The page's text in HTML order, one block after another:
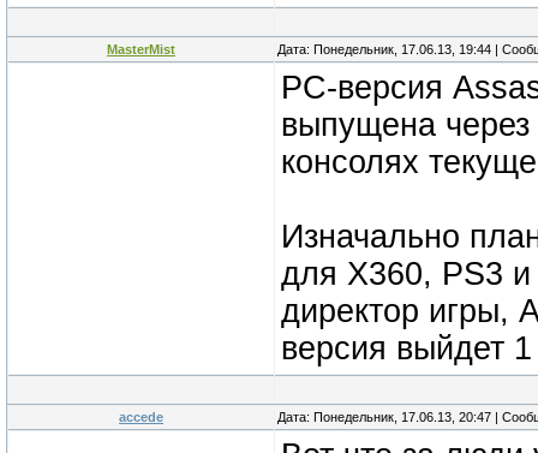
MasterMist Дата: Понедельник, 17.06.13, 19:44 |
PC-версия
выпущена через
консолях
Изначально
для X360, PS3
директор игры,
версия выйдет
accede Дата: Понедельник, 17.06.13, 20:47 |